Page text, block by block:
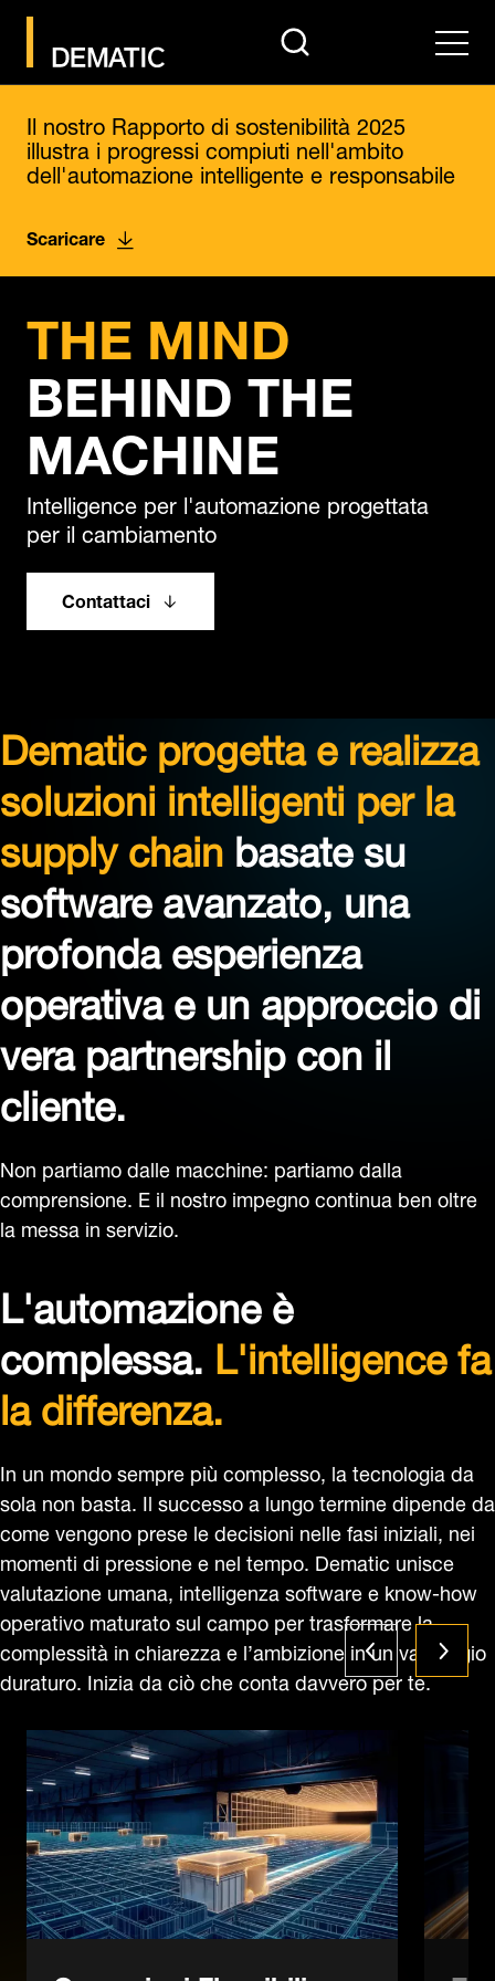
search Menu
Il nostro Rapporto di sostenibilità 2025
illustra i progressi compiuti nell'ambito
dell'automazione intelligente e responsabile
Scaricare
THE MIND
BEHIND THE
MACHINE
Intelligence per l'automazione progettata
per il cambiamento
Contattaci
Dematic progetta e realizza
soluzioni intelligenti per la
supply chainbasate su
software avanzato, una
profonda esperienza
operativa e un approccio di
vera partnership con il
cliente.
Non partiamo dalle macchine: partiamo dalla
comprensione. E il nostro impegno continua ben oltre
la messa in servizio.
L'automazione è
complessa.L'intelligence fa
la differenza.
In un mondo sempre più complesso, la tecnologia da
sola non basta. Il successo a lungo termine dipende da
come vengono prese le decisioni nelle fasi iniziali, nei
momenti di pressione e nel tempo. Dematic unisce
valutazione umana, intelligenza software e know‑how
operativo maturato sul campo per trasformare la
complessità in chiarezza e l’ambizione in un vantaggio
duraturo. Inizia da ciò che conta davvero per te.